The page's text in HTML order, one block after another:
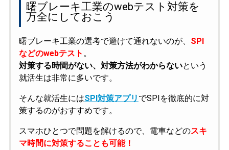
曙ブレーキ工業のwebテスト対策を
万全にしておこう
曙ブレーキ工業の選考で避けて通れないのが、 SPI
などのwebテスト 。
対策する時間がない、対策方法がわからないという
就活生は非常に多いです。
そんな就活生にはSPI対策アプリ でSPIを徹底的に対
策するのがおすすめです。
スマホひとつで問題を解けるので、電車などのスキ
マ時間に対策することも可能！